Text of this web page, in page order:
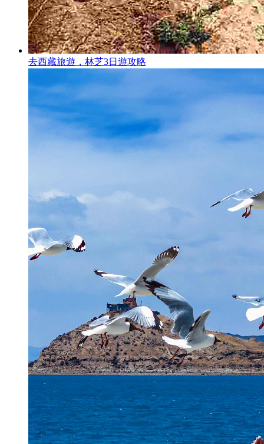
去西藏旅遊，林芝3日遊攻略